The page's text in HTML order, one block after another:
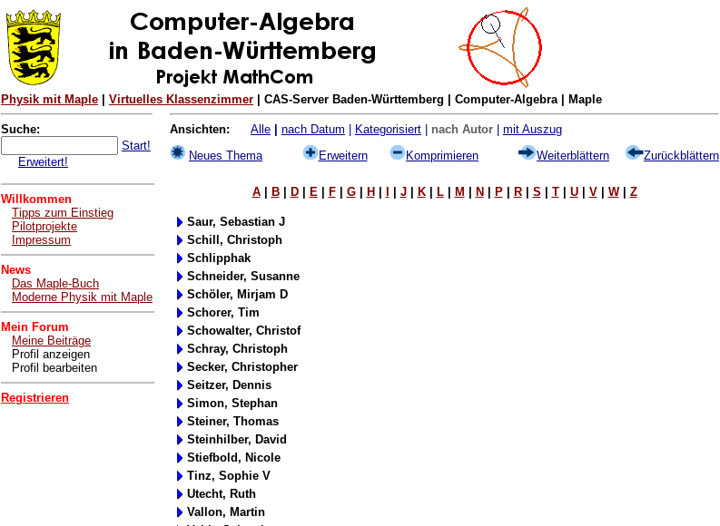
Physik mit Maple Virtuelles Klassenzimmer | CAS-Server Baden-Württemberg | Computer-Algebra | Maple
Suche:
Start!
Erweitert!
Willkommen
Tipps zum Einstieg
Pilotprojekte
Impressum
News
Das Maple-Buch
Moderne Physik mit Maple
Mein Forum
Meine Beiträge
Profil anzeigen
Profil bearbeiten
Registrieren
Ansichten: Alle nach Datum Kategorisiert nach Autor
mit Auszug
Neues Thema
Erweitern Komprimieren Weiterblättern Zurückblättern
A| B| D| E| F| G| H J| K| L| M N P| R| S T| U| V| W| Z
Saur, Sebastian J
Schill, Christoph
Schlipphak
Schneider, Susanne
Schöler, Mirjam D
Schorer, Tim
Schowalter, Christof
Schray, Christoph
Secker, Christopher
Seitzer, Dennis
Simon, Stephan
Steiner, Thomas
Steinhilber, David
Stiefbold, Nicole
Tinz, Sophie V
Utecht, Ruth
Vallon, Martin